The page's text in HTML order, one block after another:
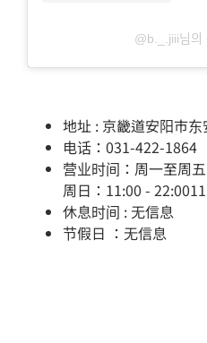
@b._.jiii님의
地址 : 京畿道安阳市
电话：031-422-1864
营业时间：周一至周
周日：11:00 -
休息时间 : 无信息
节假日 ：无信息